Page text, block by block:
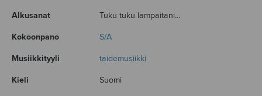
Alkusanat Tuku tuku lampaitani...
Kokoonpano S/A
Musiikkityyli taidemusiikki
Kieli Suomi